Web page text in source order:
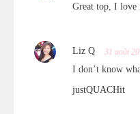
Great top, I love
Liz Q 31 août
I don’t know
justQUACHit